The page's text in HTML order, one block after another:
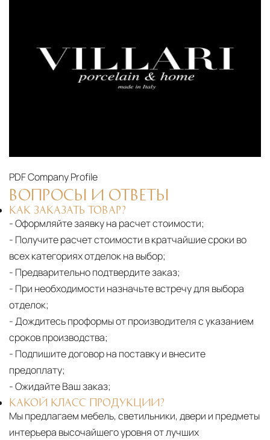
PDFCompany Profile
ВОПРОСЫ И ОТВЕТЫ
КАК ЗАКАЗАТЬ ТОВАР?
- Оформляйте заявку на расчет стоимости;
- Получите расчет стоимости в кратчайшие сроки во
всех категориях отделок на выбор;
- Предварительно подтвердите заказ;
- При необходимости назначьте встречу для выбора
отделок;
- Дождитесь проформы от производителя с указанием
сроков производства;
- Подпишите договор на поставку и внесите
предоплату;
- Ожидайте Ваш заказ;
КАКОЙ КЛАСС ПРОДУКЦИИ?
Мы предлагаем мебель, светильники, двери и предметы
интерьера высочайшего уровня от лучших